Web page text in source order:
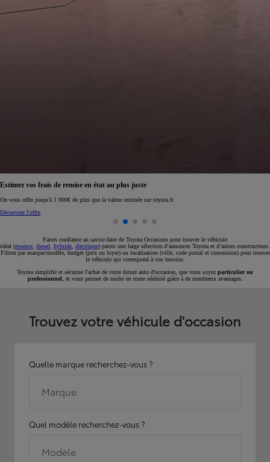
Réservez en ligne votre occasion pour 1€ seulement
Réservez en ligne
Faites confiance au savoir-faire de Toyota Occasions pour trouver le véhicule
idéal (essence diesel hybride électrique) parmi une large sélection d’annonces Toyota et d’autres constructeurs.
Filtrez par marque/modèle, budget (prix ou loyer) ou localisation (ville, code postal et concession) pour trouver
le véhicule qui correspond à vos besoins.
Toyota simplifie et sécurise l'achat de votre future auto d'occasion, que vous soyez particulier ou
professionnel , et vous permet de rouler en toute sérénité grâce à de nombreux avantages.
Trouvez votre véhicule d'occasion
Quelle marque recherchez-vous ?
Marque
Quel modèle recherchez-vous ?
Modèle